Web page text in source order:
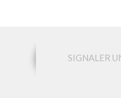
SIGNALER